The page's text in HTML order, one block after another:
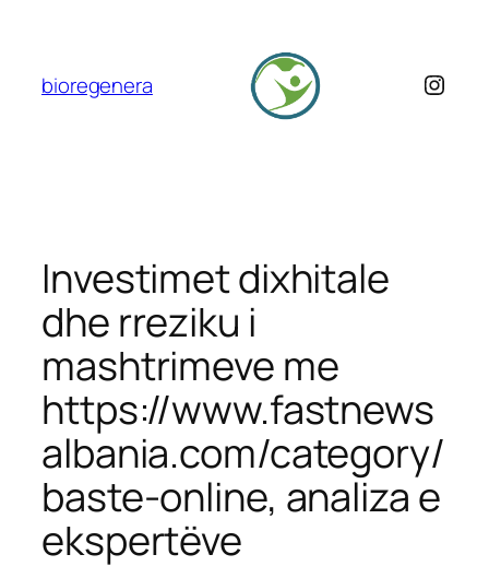
content
bioregenera
Investimet dixhitale
dhe rreziku i
mashtrimeve me
https://www.fastnews
albania.com/category/
baste-online, analiza e
ekspertëve